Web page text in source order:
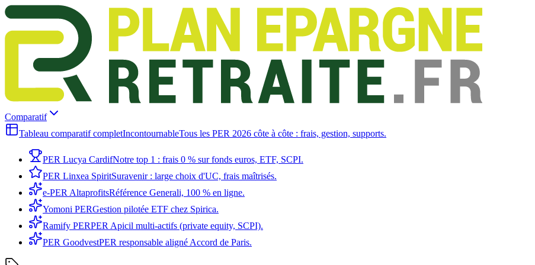
Comparatif
Tableau comparatif completIncontournableTous les PER 2026 côte à côte : frais, gestion, supports.
PER Lucya CardifNotre top 1 : frais 0 % sur fonds euros, ETF, SCPI.
PER Linxea SpiritSuravenir : large choix d'UC, frais maîtrisés.
e-PER AltaprofitsRéférence Generali, 100 % en ligne.
Yomoni PERGestion pilotée ETF chez Spirica.
Ramify PERPER Apicil multi-actifs (private equity, SCPI).
PER GoodvestPER responsable aligné Accord de Paris.